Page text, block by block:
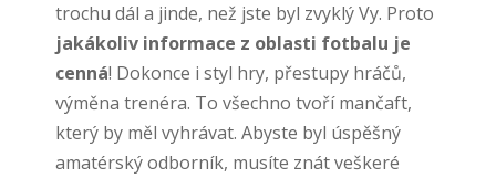
trochu dál a jinde, než jste byl zvyklý Vy. Proto
jakákoliv informace z oblasti fotbalu je
cenná! Dokonce i styl hry, přestupy hráčů,
výměna trenéra. To všechno tvoří mančaft,
který by měl vyhrávat. Abyste byl úspěšný
amatérský odborník, musíte znát veškeré